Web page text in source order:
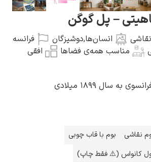
,دوشیزگان
فرانسه
فضاها افقی
چوبی
چاپ)